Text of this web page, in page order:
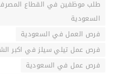
طلب موظفين في القطاع
السعودية
فرص العمل في السعودية
فرص عمل تيلي سيلز في اكبر
فرص عمل في السعودية